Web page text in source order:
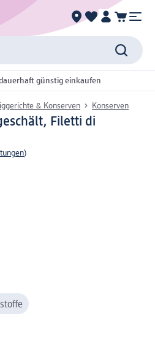
günstig einkaufen
& Konserven Konserven
Filetti di
)